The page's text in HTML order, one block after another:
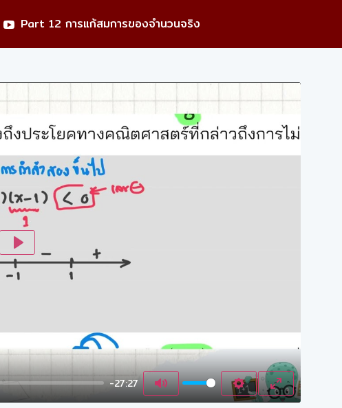
Part 12 การแก้สมการของจำนวนจริง
-27:27
Mute SettingsEnter
Play